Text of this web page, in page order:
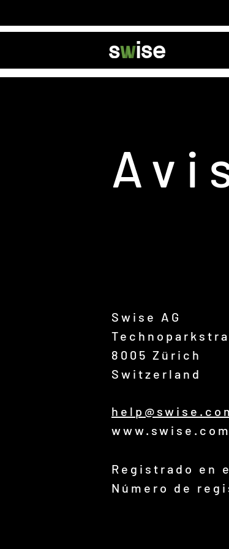
Swise AG
8005 Zürich
Switzerland
www.swise.com
Registrado en
Número de